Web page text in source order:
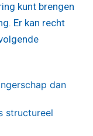
kunt brengen
Er kan recht
dan
structureel